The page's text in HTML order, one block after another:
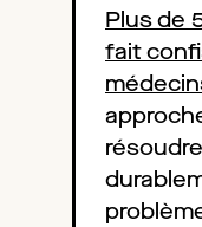
Plus de
fait